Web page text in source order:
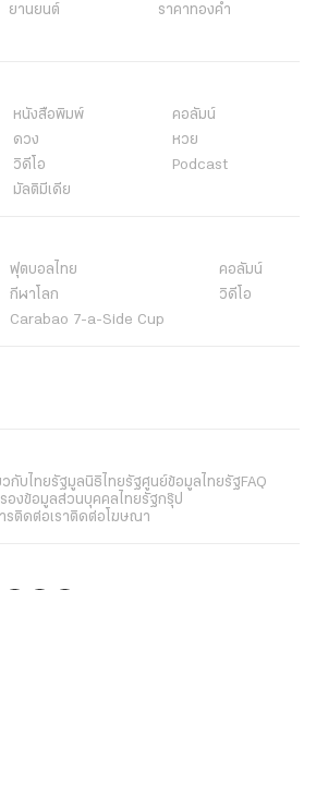
ยานยนต์
ราคาทองคำ
หนังสือพิมพ์
คอลัมน์
ดวง
หวย
วิดีโอ
Podcast
มัลติมีเดีย
ฟุตบอลไทย
คอลัมน์
กีฬาโลก
วิดีโอ
Carabao 7-a-Side Cup
วกับไทยรัฐมูลนิธิไทยรัฐศูนย์ข้อมูลไทยรัฐFAQ
องข้อมูลส่วนบุคคลไทยรัฐกรุ๊ป
รติดต่อเราติดต่อโฆษณา